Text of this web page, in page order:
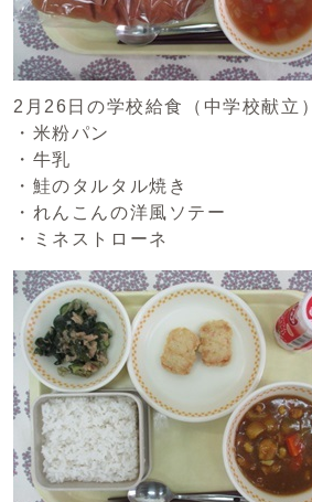
2月26日の学校給食（中学校献立）
・米粉パン
・牛乳
・鮭のタルタル焼き
・れんこんの洋風ソテー
・ミネストローネ